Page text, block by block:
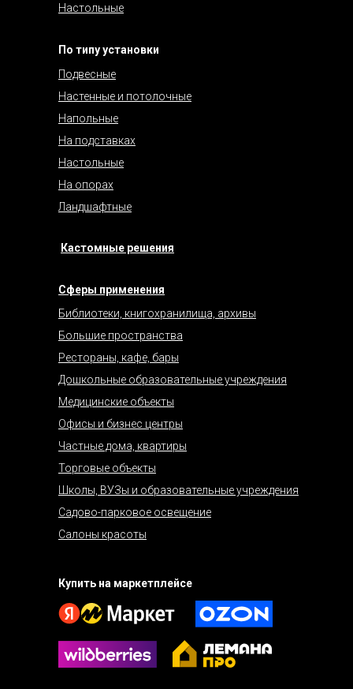
Купить на маркетплейсе
Настольные
По типу установки
Подвесные
Настенные и потолочные
Напольные
На подставках
Настольные
На опорах
Ландшафтные
Кастомные решения
Сферы применения
Библиотеки, книгохранилища, архивы
Большие пространства
Рестораны, кафе, бары
Дошкольные образовательные учреждения
Медицинские объекты
Офисы и бизнес центры
Частные дома, квартиры
Торговые объекты
Школы, ВУЗы и образовательные учреждения
Садово-парковое освещение
Салоны красоты